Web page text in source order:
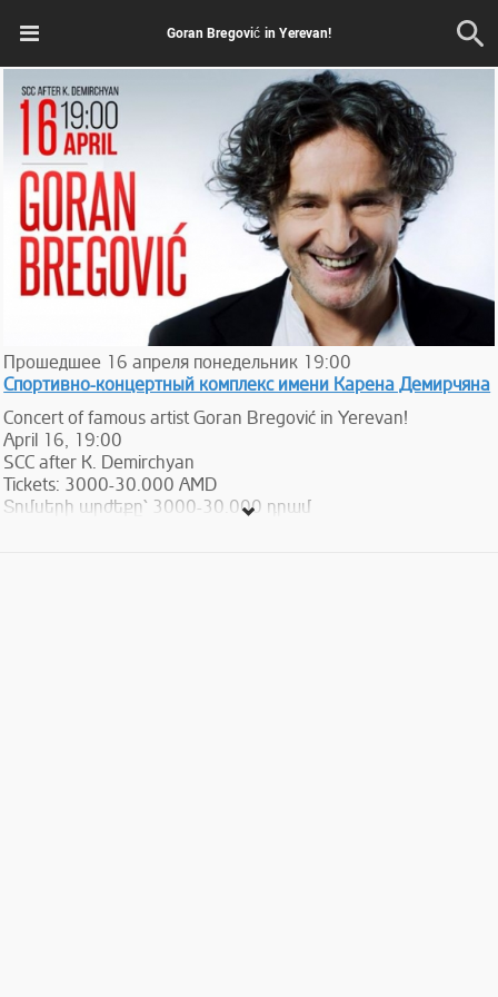
Goran Bregović in Yerevan!
Прошедшее 16 апреля понедельник 19:00
Спортивно-концертный комплекс имени Карена Демирчяна
Concert of famous artist Goran Bregović in Yerevan!
April 16, 19:00
SCC after K. Demirchyan
Tickets: 3000-30.000 AMD
Տոմսերի արժեքը՝ 3000-30.000 դրամ